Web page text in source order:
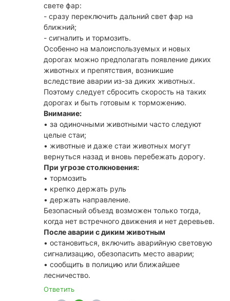
свете фар:
- сразу переключить дальний свет фар на
ближний;
- сигналить и тормозить.
Особенно на малоиспользуемых и новых
дорогах можно предполагать появление диких
животных и препятствия, возникшие
вследствие аварии из-за диких животных.
Поэтому следует сбросить скорость на таких
дорогах и быть готовым к торможению.
Внимание:
• за одиночными животными часто следуют
целые стаи;
• животные и даже стаи животных могут
вернуться назад и вновь перебежать дорогу.
При угрозе столкновения:
• тормозить
• крепко держать руль
• держать направление.
Безопасный объезд возможен только тогда,
когда нет встречного движения и нет деревьев.
После аварии с диким животным
• остановиться, включить аварийную световую
сигнализацию, обезопасить место аварии;
• сообщить в полицию или ближайшее
лесничество.
Ответить